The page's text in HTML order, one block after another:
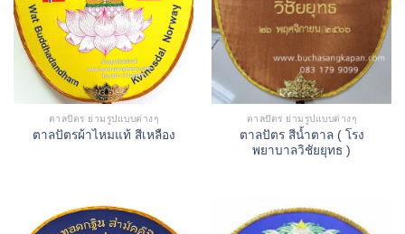
ตาลปัตร ย่ามรูปแบบต่างๆ
ตาลปัตรผ้าไหมแท้ สีเหลือง
ตาลปัตร ย่ามรูปแบบต่างๆ
ตาลปัตร สีน้ำตาล ( โรง
พยาบาลวิชัยยุทธ )